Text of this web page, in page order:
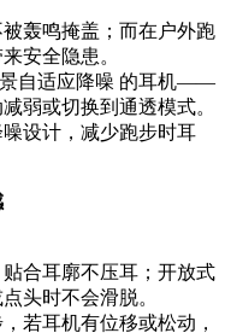
轰鸣掩盖；而在户外跑
安全隐患。
景自适应降噪 的耳机——
弱或切换到通透模式。
设计，减少跑步时耳
合耳廓不压耳；开放式
头时不会滑脱。
若耳机有位移或松动，